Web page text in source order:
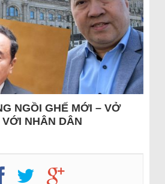
NGỒI GHẾ MỚI – VỞ
NHÂN DÂN